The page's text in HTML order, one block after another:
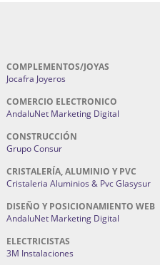
COMPLEMENTOS/JOYAS
Jocafra Joyeros
COMERCIO ELECTRONICO
AndaluNet Marketing Digital
CONSTRUCCIÓN
Grupo Consur
CRISTALERÍA, ALUMINIO Y PVC
Cristaleria Aluminios & Pvc Glasysur
DISEÑO Y POSICIONAMIENTO WEB
AndaluNet Marketing Digital
ELECTRICISTAS
3M Instalaciones